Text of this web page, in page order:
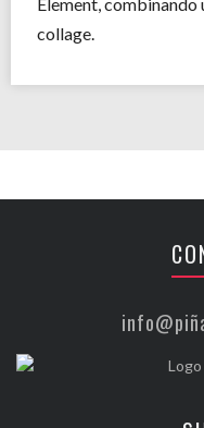
collage.